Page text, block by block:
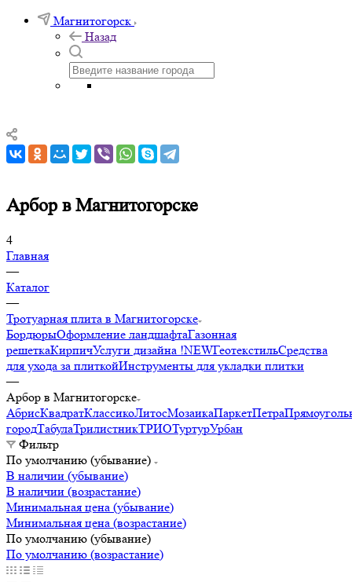
Магнитогорск
Назад
Арбор в Магнитогорске
4
Главная
—
Каталог
—
Тротуарная плита в Магнитогорске
БордюрыОформление ландшафтаГазонная
решеткаКирпичУслуги дизайна !NEWГеотекстильСредства
для ухода за плиткойИнструменты для укладки плитки
—
Арбор в Магнитогорске
АбрисКвадратКлассикоЛитосМозаикаПаркетПетра
городТабулаТрилистникТРИОТуртурУрбан
Фильтр
По умолчанию (убывание)
В наличии (убывание)
В наличии (возрастание)
Минимальная цена (убывание)
Минимальная цена (возрастание)
По умолчанию (убывание)
По умолчанию (возрастание)